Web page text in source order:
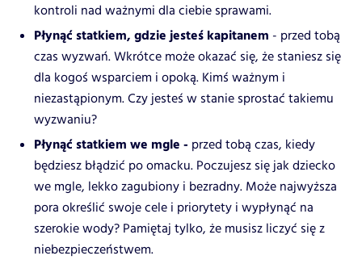
kontroli nad ważnymi dla ciebie sprawami.
Płynąć statkiem, gdzie jesteś kapitanem - przed tobą
czas wyzwań. Wkrótce może okazać się, że staniesz się
dla kogoś wsparciem i opoką. Kimś ważnym i
niezastąpionym. Czy jesteś w stanie sprostać takiemu
wyzwaniu?
Płynąć statkiem we mgle - przed tobą czas, kiedy
będziesz błądzić po omacku. Poczujesz się jak dziecko
we mgle, lekko zagubiony i bezradny. Może najwyższa
pora określić swoje cele i priorytety i wypłynąć na
szerokie wody? Pamiętaj tylko, że musisz liczyć się z
niebezpieczeństwem.